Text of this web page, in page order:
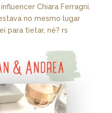
Chiara Ferragni.
no mesmo lugar
para tietar, né? rs